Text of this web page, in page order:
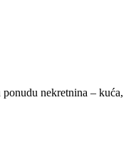
nekretnina – kuća,